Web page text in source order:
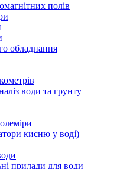
полів
обладнання
води та грунту
кисню у воді)
прилади для води